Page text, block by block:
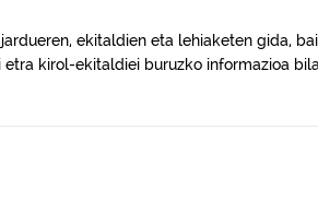
ekitaldien eta lehiaketen gida,
kirol-ekitaldiei buruzko informazioa